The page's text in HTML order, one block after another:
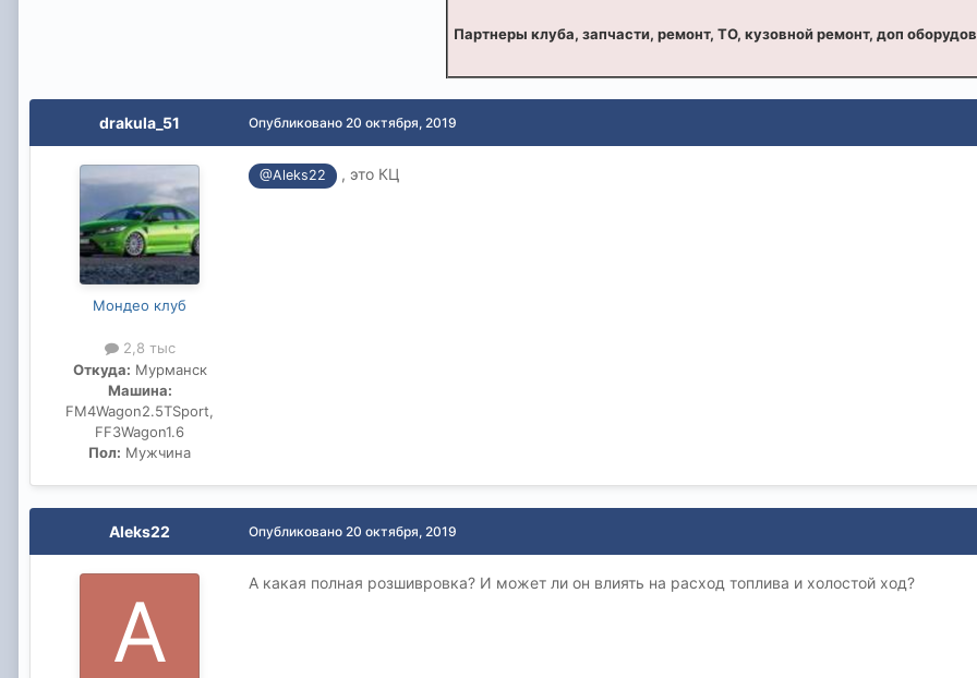
Партнеры клуба, запчасти, ремонт, ТО, кузовной ремонт, доп
drakula_51
Мондео клуб
2,8 тыс
Откуда: Мурманск
Машина:
FM4Wagon2.5TSport,
FF3Wagon1.6
Пол: Мужчина
Опубликовано 20 октября, 2019
@Aleks22 , это КЦ
Aleks22 Опубликовано 20 октября, 2019
А какая полная розшивровка? И может ли он влиять на расход топлива и холостой ход?